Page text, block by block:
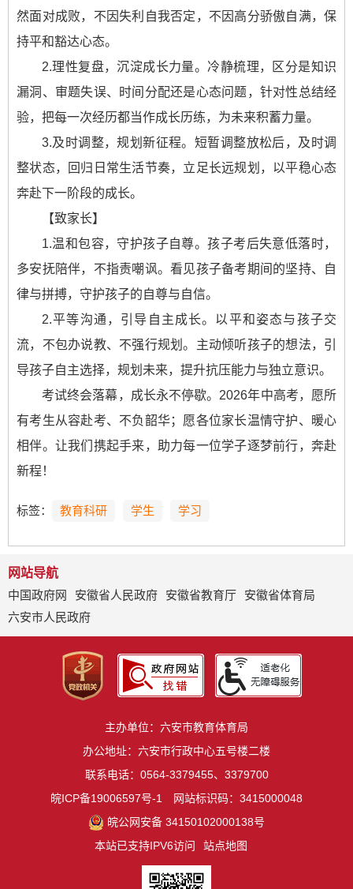
然面对成败，不因失利自我否定，不因高分骄傲自满，保
持平和豁达心态。
2.理性复盘，沉淀成长力量。冷静梳理，区分是知识
漏洞、审题失误、时间分配还是心态问题，针对性总结经
验，把每一次经历都当作成长历练，为未来积蓄力量。
3.及时调整，规划新征程。短暂调整放松后，及时调
整状态，回归日常生活节奏，立足长远规划，以平稳心态
奔赴下一阶段的成长。
【致家长】
1.温和包容，守护孩子自尊。孩子考后失意低落时，
多安抚陪伴，不指责嘲讽。看见孩子备考期间的坚持、自
律与拼搏，守护孩子的自尊与自信。
2.平等沟通，引导自主成长。以平和姿态与孩子交
流，不包办说教、不强行规划。主动倾听孩子的想法，引
导孩子自主选择，规划未来，提升抗压能力与独立意识。
考试终会落幕，成长永不停歇。2026年中高考，愿所
有考生从容赴考、不负韶华；愿各位家长温情守护、暖心
相伴。让我们携起手来，助力每一位学子逐梦前行，奔赴
新程！
标签： 教育科研 学生 学习
网站导航
中国政府网
安徽省人民政府 安徽省教育厅
安徽省体育局
六安市人民政府
主办单位：六安市教育体育局
办公地址：六安市行政中心五号楼二楼
联系电话：0564-3379455、3379700
皖ICP备19006597号-1
网站标识码：3415000048
皖公网安备 34150102000138号
本站已支持IPV6访问
站点地图